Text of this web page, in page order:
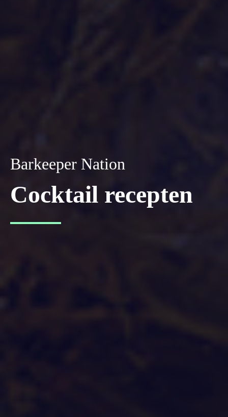
Barkeeper Nation
Cocktail recepten